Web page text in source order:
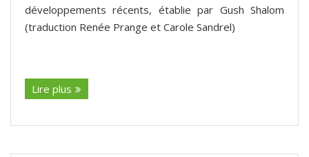
développements récents, établie par Gush Shalom
(traduction Renée Prange et Carole Sandrel)
Lire plus